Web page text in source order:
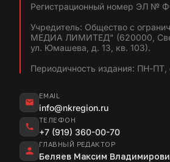
Регистрационный номер ЭЛ №
Учредитель: Общество с
МЕДИА ЛИМИТЕД" (620000,
ул. Юмашева, д. 13, кв. 103).
Периодичность издания: ПН-
EMAIL
info@nkregion.ru
ТЕЛЕФОН
+7 (919) 360-00-70
ГЛАВНЫЙ РЕДАКТОР
Беляев Максим